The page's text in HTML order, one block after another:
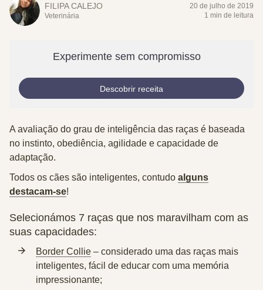
FILIPA CALEJO
Veterinária
20 de julho de 2019
1 min de leitura
Experimente sem compromisso
Descobrir receita
A avaliação do grau de inteligência das raças é baseada
no instinto, obediência, agilidade e capacidade de
adaptação.
Todos os cães são inteligentes, contudo alguns
destacam-se!
Selecionámos 7 raças que nos maravilham com as
suas capacidades:
Border Collie – considerado uma das raças mais
inteligentes, fácil de educar com uma memória
impressionante;